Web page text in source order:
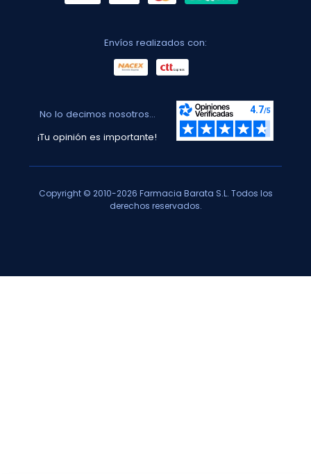
Envíos realizados con:
No lo decimos nosotros...
¡Tu opinión es importante!
Copyright © 2010-2026 Farmacia Barata S.L. Todos los
derechos reservados.